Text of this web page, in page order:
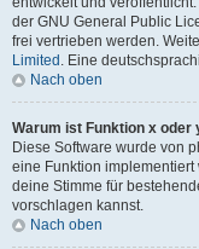
der GNU General Public
frei vertrieben werden.
Limited . Eine
Nach oben
Warum ist Funktion x oder
Diese Software wurde von
eine Funktion
deine Stimme für
vorschlagen kannst.
Nach oben